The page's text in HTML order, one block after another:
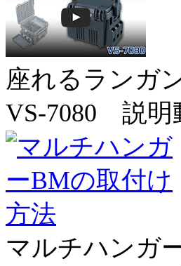
座れるランガ
VS-7080 説明
マルチハンガ